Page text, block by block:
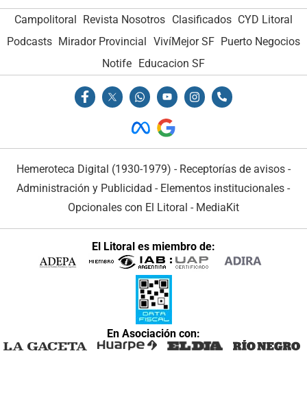
Campolitoral Revista Nosotros Clasificados CYD Litoral
Podcasts Mirador Provincial VivíMejor SF Puerto Negocios
Notife
Educacion SF
Hemeroteca Digital (1930-1979) - Receptorías de avisos -
Administración y Publicidad - Elementos institucionales -
Opcionales con El Litoral - MediaKit
El Litoral es miembro de:
En Asociación con: